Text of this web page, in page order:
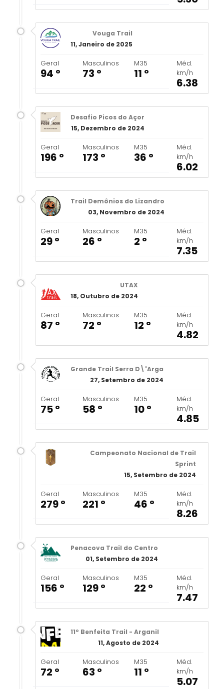
Vouga Trail
11, Janeiro de 2025
Geral
94 º
Masculinos
73 º
M35
11 º
Méd.
km/h
6.38
Desafio Picos do Açor
15, Dezembro de 2024
Geral
196 º
Masculinos
173 º
M35
36 º
Méd.
km/h
6.02
Trail Demônios do Lizandro
03, Novembro de 2024
Geral
29 º
Masculinos
26 º
M35
2 º
Méd.
km/h
7.35
UTAX
18, Outubro de 2024
Geral
87 º
Masculinos
72 º
M35
12 º
Méd.
km/h
4.82
Grande Trail Serra D\'Arga
27, Setembro de 2024
Geral
75 º
Masculinos
58 º
M35
10 º
Méd.
km/h
4.85
Campeonato Nacional de Trail
Sprint
15, Setembro de 2024
Geral
279 º
Masculinos
221 º
M35
46 º
Méd.
km/h
8.26
Penacova Trail do Centro
01, Setembro de 2024
Geral
156 º
Masculinos
129 º
M35
22 º
Méd.
km/h
7.47
11º Benfeita Trail - Arganil
11, Agosto de 2024
Geral
72 º
Masculinos
63 º
M35
11 º
Méd.
km/h
5.07